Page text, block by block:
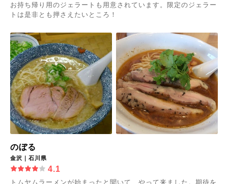
お持ち帰り用のジェラートも用意されています。限定のジェラー
トは是非とも押さえたいところ！
のぼる
金沢｜石川県
4.1
トムヤムラーメンが始まったと聞いて、やって来ました。期待を